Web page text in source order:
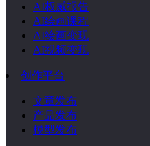
AI权威报告
AI绘画课程
AI绘画变现
AI视频变现
创作平台
文章发布
产品发布
模型发布